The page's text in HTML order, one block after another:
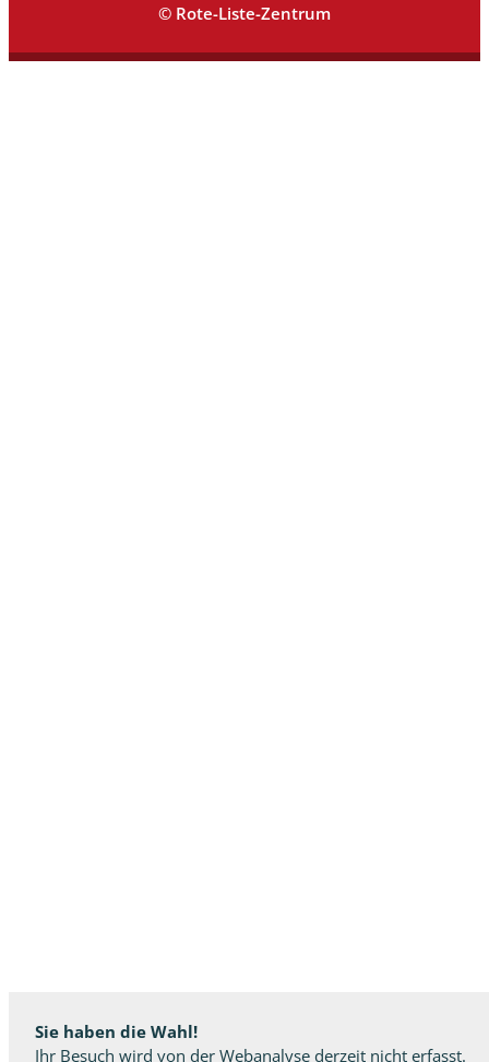
Sie haben die Wahl!
Ihr Besuch wird von der Webanalyse derzeit nicht erfasst.
© Rote-Liste-Zentrum